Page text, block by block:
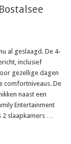
al geslaagd. De 4-
inclusief
gezellige dagen
comfortniveaus. De
naast een
Entertainment
2 slaapkamers …